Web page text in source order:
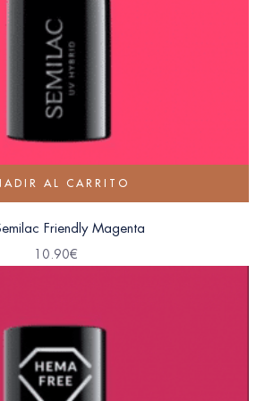
AL CARRITO
Friendly Magenta
10.90€